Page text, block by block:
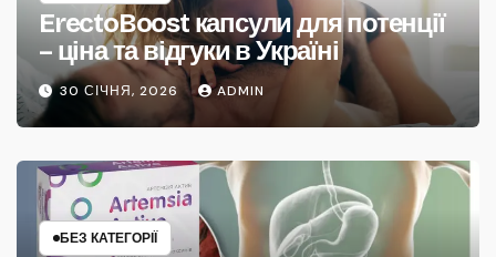
ErectoBoost капсули для потенції
– ціна та відгуки в Україні
30 СІЧНЯ, 2026 ADMIN
БЕЗ КАТЕГОРІЇ